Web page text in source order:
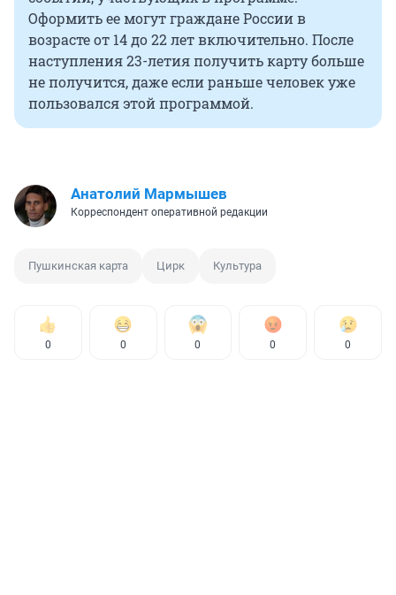
Оформить ее могут граждане России в
возрасте от 14 до 22 лет включительно. После
наступления 23-летия получить карту больше
не получится, даже если раньше человек уже
пользовался этой программой.
Анатолий Мармышев
Корреспондент оперативной редакции
Пушкинская карта Цирк Культура
0 0 0 0 0